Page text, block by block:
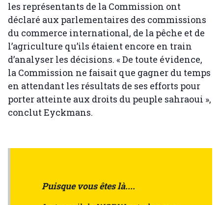
les représentants de la Commission ont
déclaré aux parlementaires des commissions
du commerce international, de la pêche et de
l’agriculture qu’ils étaient encore en train
d’analyser les décisions. « De toute évidence,
la Commission ne faisait que gagner du temps
en attendant les résultats de ses efforts pour
porter atteinte aux droits du peuple sahraoui »,
conclut Eyckmans.
Puisque vous êtes là....